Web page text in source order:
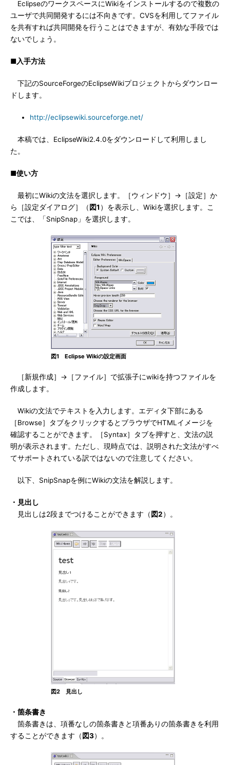
EclipseのワークスペースにWikiをインストールするので複数の
ユーザで共同開発するには不向きです。CVSを利用してファイル
を共有すれば共同開発を行うことはできますが、有効な手段では
ないでしょう。
■入手方法
下記のSourceForgeのEclipseWikiプロジェクトからダウンロー
ドします。
http://eclipsewiki.sourceforge.net/
本稿では、EclipseWiki2.4.0をダウンロードして利用しまし
た。
■使い方
最初にWikiの文法を選択します。［ウィンドウ］→［設定］か
ら［設定ダイアログ］（ 図1 ）を表示し、Wikiを選択します。こ
こでは、「SnipSnap」を選択します。
図1 Eclipse Wikiの設定画面
［新規作成］→［ファイル］で拡張子にwikiを持つファイルを
作成します。
Wikiの文法でテキストを入力します。エディタ下部にある
［Browse］タブをクリックするとブラウザでHTMLイメージを
確認することができます。［Syntax］タブを押すと、文法の説
明が表示されます。ただし、現時点では、説明された文法がすべ
てサポートされている訳ではないので注意してください。
以下、SnipSnapを例にWikiの文法を解説します。
・見出し
見出しは2段までつけることができます（ 図2）。
図2 見出し
・箇条書き
箇条書きは、項番なしの箇条書きと項番ありの箇条書きを利用
することができます（ 図3）。